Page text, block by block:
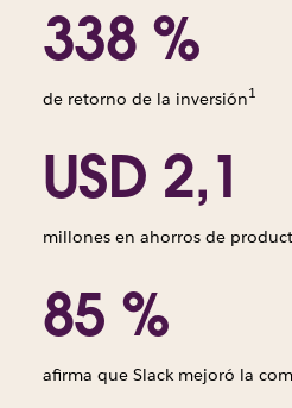
338 %
de retorno de la inversión1
USD 2,1
millones en ahorros de
85 %
afirma que Slack mejoró la